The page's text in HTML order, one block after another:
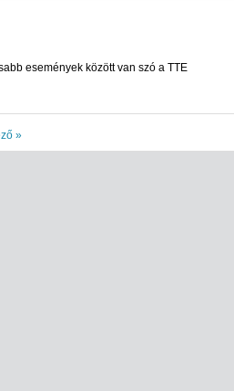
események között van szó a TTE
»